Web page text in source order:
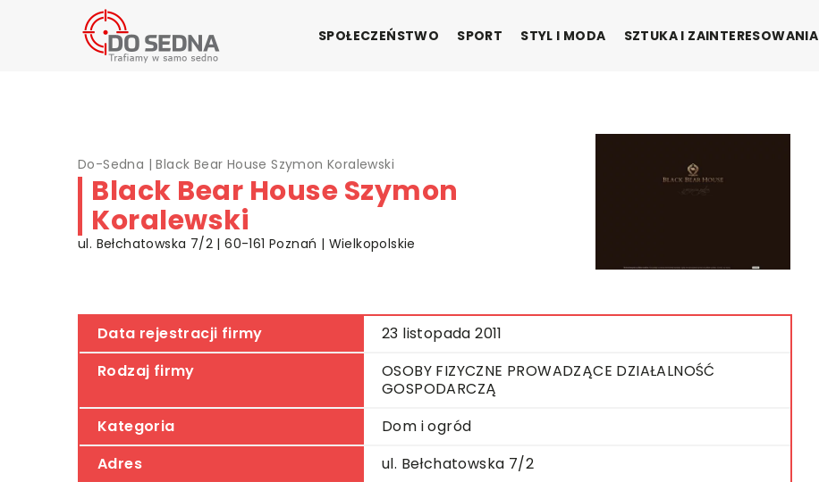
SPOŁECZEŃSTWO SPORT STYL I MODA SZTUKA I ZAINTERESOWANIA
Do-Sedna |Black Bear House Szymon Koralewski
Black Bear House Szymon
Koralewski
ul. Bełchatowska 7/2 | 60-161 Poznań | Wielkopolskie
Data rejestracji firmy
23 listopada 2011
Rodzaj firmy
OSOBY FIZYCZNE PROWADZĄCE DZIAŁALNOŚĆ
GOSPODARCZĄ
Kategoria
Dom i ogród
Adres
ul. Bełchatowska 7/2